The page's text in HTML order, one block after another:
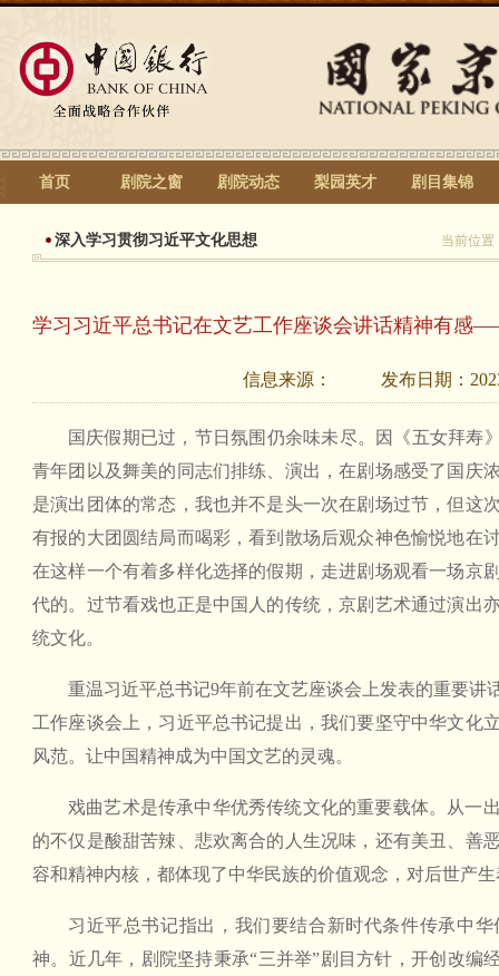
首页 剧院之窗 剧院动态 梨园英才 剧目集锦
深入学习贯彻习近平文化思想 当前位
学习习近平总书记在文艺工作座谈会讲话精神有感
信息来源： 发布日期：
国庆假期已过，节日氛围仍余味未尽。因《五女拜寿
青年团以及舞美的同志们排练、演出，在剧场感受了国庆
是演出团体的常态，我也并不是头一次在剧场过节，但这
有报的大团圆结局而喝彩，看到散场后观众神色愉悦地在
在这样一个有着多样化选择的假期，走进剧场观看一场京
代的。过节看戏也正是中国人的传统，京剧艺术通过演出
统文化。
重温习近平总书记9年前在文艺座谈会上发表的重要讲
工作座谈会上，习近平总书记提出，我们要坚守中华文化
风范。让中国精神成为中国文艺的灵魂。
戏曲艺术是传承中华优秀传统文化的重要载体。从一
的不仅是酸甜苦辣、悲欢离合的人生况味，还有美丑、善
容和精神内核，都体现了中华民族的价值观念，对后世产
习近平总书记指出，我们要结合新时代条件传承中
神。近几年，剧院坚持秉承“三并举”剧目方针，开创改编